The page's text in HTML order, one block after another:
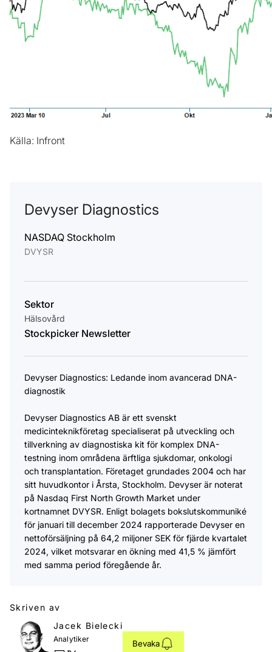
Källa: Infront
Devyser Diagnostics
NASDAQ Stockholm
DVYSR
Sektor
Hälsovård
Stockpicker Newsletter
Devyser Diagnostics: Ledande inom avancerad DNA-
diagnostik
Devyser Diagnostics AB är ett svenskt
medicinteknikföretag specialiserat på utveckling och
tillverkning av diagnostiska kit för komplex DNA-
testning inom områdena ärftliga sjukdomar, onkologi
och transplantation. Företaget grundades 2004 och har
sitt huvudkontor i Årsta, Stockholm. Devyser är noterat
på Nasdaq First North Growth Market under
kortnamnet DVYSR. Enligt bolagets bokslutskommuniké
för januari till december 2024 rapporterade Devyser en
nettoförsäljning på 64,2 miljoner SEK för fjärde kvartalet
2024, vilket motsvarar en ökning med 41,5 % jämfört
med samma period föregående år.
Skriven av
Jacek Bielecki
Analytiker Bevaka